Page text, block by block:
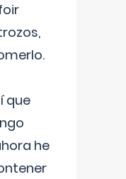
que
he